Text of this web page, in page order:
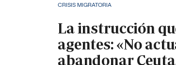
CRISIS MIGRATORIA
La instrucción
agentes: «No
abandonar